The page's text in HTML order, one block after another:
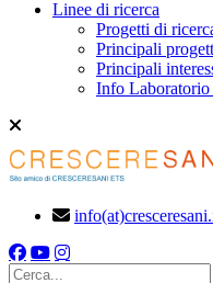
Linee di ricerca
Progetti di
Principali
Principali
Info Laboratorio
Cerca